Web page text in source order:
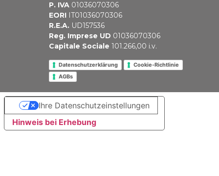
P. IVA 01036070306
EORI IT01036070306
R.E.A. UD157536
Reg. Imprese UD 01036070306
Capitale Sociale 101.266,00 i.v.
Datenschutzerklärung
Cookie-Richtlinie
AGBs
Hinweis bei Erhebung
Ihre Datenschutzeinstellungen